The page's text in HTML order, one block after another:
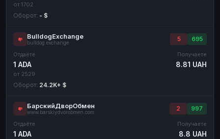
от 1702
Оборот: - $
BulldogExchange
bulldog.exchange
5 695
Отдаёте
1 ADA
от 2529
Получаете
8.81 UAH
Оборот: 24.2K+ $
БарскийДворОбмен
www.barskiydvorobmen.com
2 997
Отдаёте
1 ADA
Получаете
8.8 UAH